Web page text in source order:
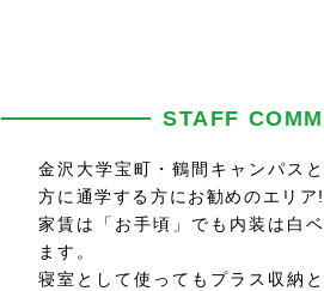
STAFF
金沢大学宝町・鶴間キャンパス
方に通学する方にお勧めのエリア
家賃は「お手頃」でも内装は白
ます。
寝室として使ってもプラス収納